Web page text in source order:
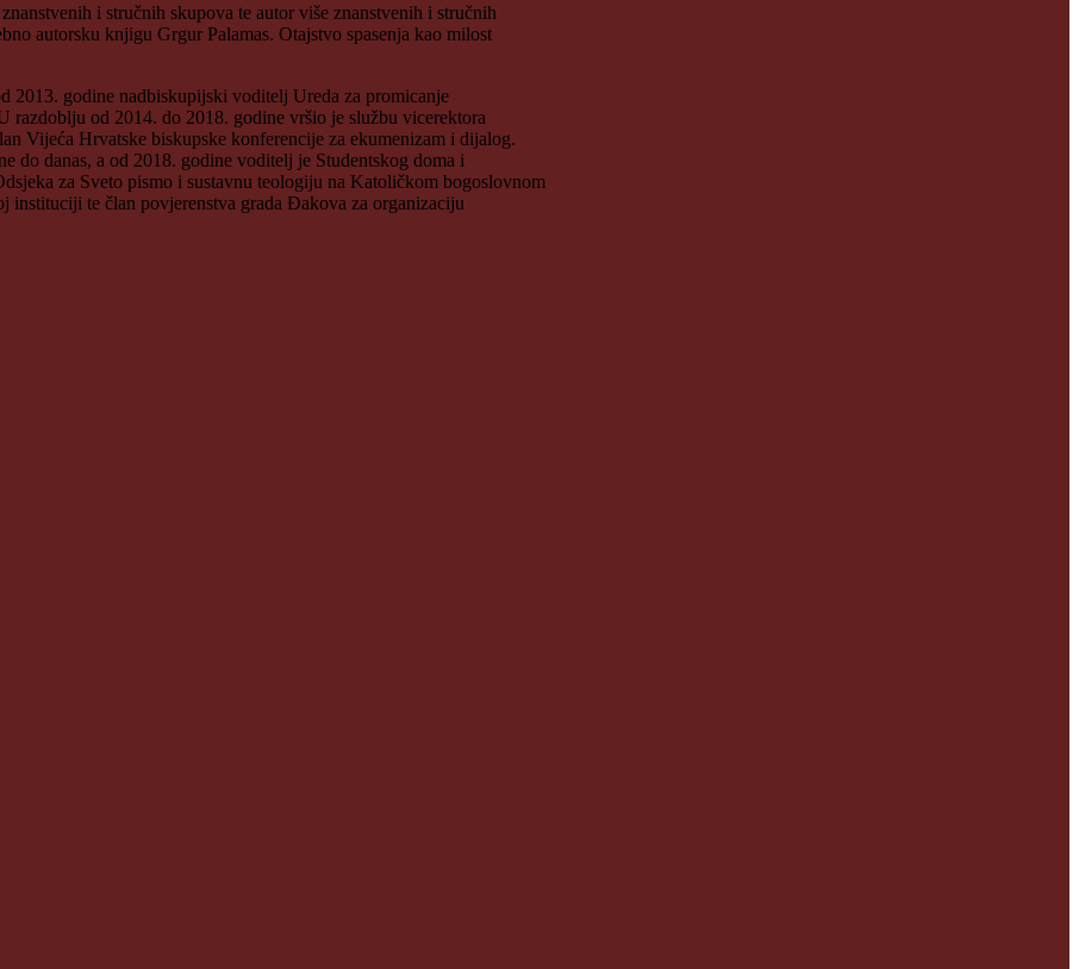
i stručnih skupova te autor više znanstvenih i stručnih
autorsku knjigu Grgur Palamas. Otajstvo spasenja kao milost
2013. godine nadbiskupijski voditelj Ureda za promicanje
razdoblju od 2014. do 2018. godine vršio je službu vicerektora
Vijeća Hrvatske biskupske konferencije za ekumenizam i dijalog.
do danas, a od 2018. godine voditelj je Studentskog doma i
za Sveto pismo i sustavnu teologiju na Katoličkom bogoslovnom
instituciji te član povjerenstva grada Đakova za organizaciju